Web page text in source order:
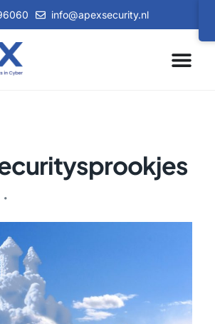
info@apexsecurity.nl